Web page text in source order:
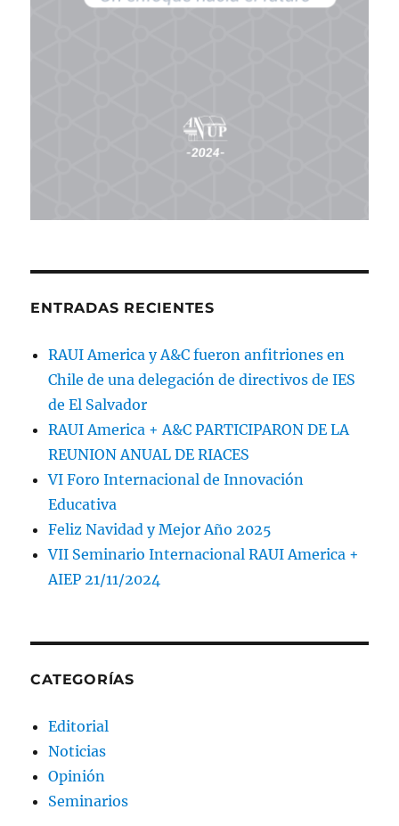
ENTRADAS RECIENTES
RAUI America y A&C fueron anfitriones en
Chile de una delegación de directivos de IES
de El Salvador
RAUI America + A&C PARTICIPARON DE LA
REUNION ANUAL DE RIACES
VI Foro Internacional de Innovación
Educativa
Feliz Navidad y Mejor Año 2025
VII Seminario Internacional RAUI America +
AIEP 21/11/2024
CATEGORÍAS
Editorial
Noticias
Opinión
Seminarios